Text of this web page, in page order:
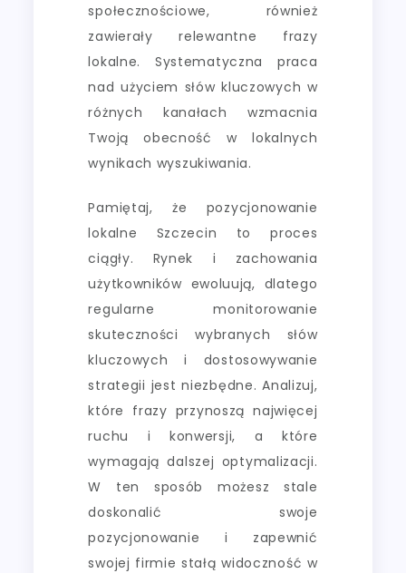
społecznościowe, również
zawierały relewantne frazy
lokalne. Systematyczna praca
nad użyciem słów kluczowych w
różnych kanałach wzmacnia
Twoją obecność w lokalnych
wynikach wyszukiwania.
Pamiętaj, że pozycjonowanie
lokalne Szczecin to proces
ciągły. Rynek i zachowania
użytkowników ewoluują, dlatego
regularne monitorowanie
skuteczności wybranych słów
kluczowych i dostosowywanie
strategii jest niezbędne. Analizuj,
które frazy przynoszą najwięcej
ruchu i konwersji, a które
wymagają dalszej optymalizacji.
W ten sposób możesz stale
doskonalić swoje
pozycjonowanie i zapewnić
swojej firmie stałą widoczność w